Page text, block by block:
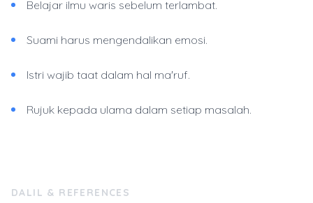
Belajar ilmu waris sebelum terlambat.
Suami harus mengendalikan emosi.
Istri wajib taat dalam hal ma'ruf.
Rujuk kepada ulama dalam setiap masalah.
DALIL & REFERENCES